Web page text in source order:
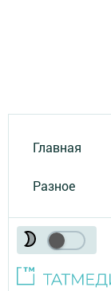
Главная
Разное